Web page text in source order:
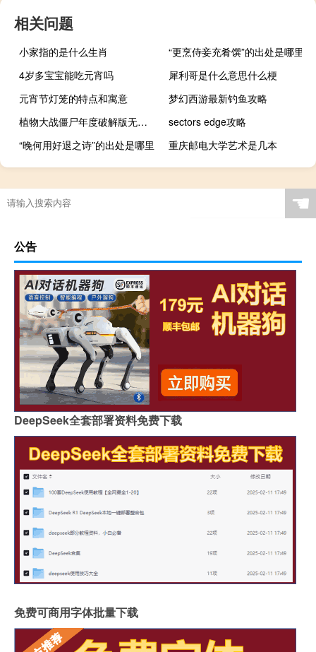
相关问题
小家指的是什么生肖
“更烹侍妾充肴馔”的出处是哪里
4岁多宝宝能吃元宵吗
犀利哥是什么意思什么梗
元宵节灯笼的特点和寓意
梦幻西游最新钓鱼攻略
植物大战僵尸年度破解版无限金币版 电脑中文版（植物大战僵尸年度破解版无限金币版 电脑中文版功能简介）
sectors edge攻略
“晚何用好退之诗”的出处是哪里
重庆邮电大学艺术是几本
☚
公告
DeepSeek全套部署资料免费下载
免费可商用字体批量下载